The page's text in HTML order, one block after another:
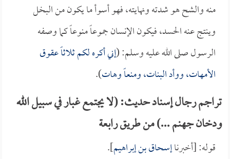
منه والشح هو شدته ونهايته، فهو أسوأ ما يكون من البخل
وينتج عنه الحسد، فيكون الإنسان جموعاً منوعاً كما وصفه
الرسول صلى الله عليه وسلم: (إني أكره لكم ثلاثاً عقوق
الأمهات، ووأد البنات، ومنعاً وهات).
تراجم رجال إسناد حديث: (لا يجتمع غبار في سبيل الله
ودخان جهنم ...) من طريق رابعة
قوله: [أخبرناإسحاق بن إبراهيم].